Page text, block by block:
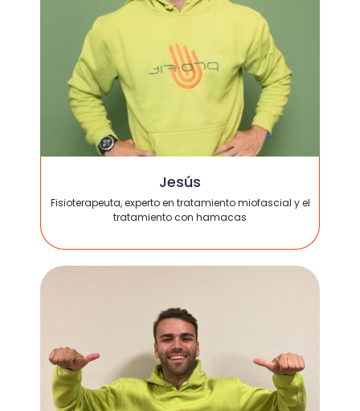
Jesús
Fisioterapeuta, experto en tratamiento miofascial y el
tratamiento con hamacas